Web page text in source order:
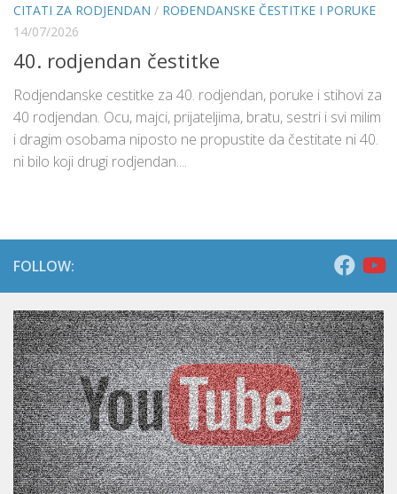
CITATI ZA RODJENDAN / ROĐENDANSKE ČESTITKE I PORUKE
14/07/2026
40. rodjendan čestitke
Rodjendanske cestitke za 40. rodjendan, poruke i stihovi za
40 rodjendan. Ocu, majci, prijateljima, bratu, sestri i svi milim
i dragim osobama niposto ne propustite da čestitate ni 40.
ni bilo koji drugi rodjendan....
FOLLOW: